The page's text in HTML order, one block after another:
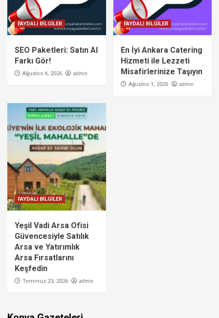
FAYDALI BİLGİLER
SEO Paketleri: Satın Al
Farkı Gör!
Ağustos 4, 2026 admin
FAYDALI BİLGİLER
En İyi Ankara Catering
Hizmeti ile Lezzeti
Misafirlerinize Taşıyın
Ağustos 1, 2026 admin
FAYDALI BİLGİLER
Yeşil Vadi Arsa Ofisi
Güvencesiyle Satılık
Arsa ve Yatırımlık
Arsa Fırsatlarını
Keşfedin
Temmuz 23, 2026 admin